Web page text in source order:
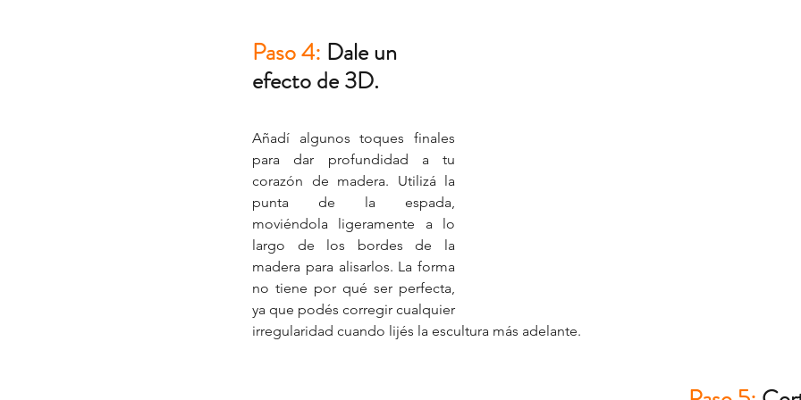
Paso 4: Dale un
efecto de 3D.
Añadí algunos toques finales
para dar profundidad a tu
corazón de madera. Utilizá la
punta de la espada,
moviéndola ligeramente a lo
largo de los bordes de la
madera para alisarlos. La forma
no tiene por qué ser perfecta,
ya que podés corregir cualquier
irregularidad cuando lijés la escultura más adelante.